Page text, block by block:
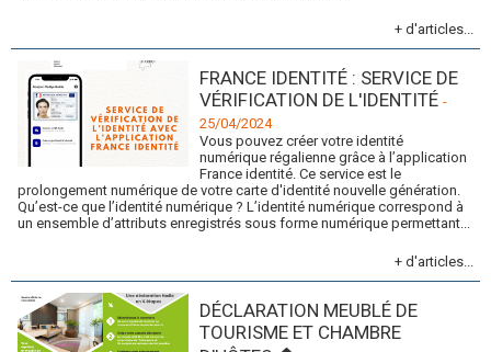
+ d'articles...
FRANCE IDENTITÉ : SERVICE DE
VÉRIFICATION DE L'IDENTITÉ -
25/04/2024
Vous pouvez créer votre identité
numérique régalienne grâce à l’application
France identité. Ce service est le
prolongement numérique de votre carte d'identité nouvelle génération.
Qu’est-ce que l’identité numérique ? L’identité numérique correspond à
un ensemble d’attributs enregistrés sous forme numérique permettant...
+ d'articles...
DÉCLARATION MEUBLÉ DE
TOURISME ET CHAMBRE